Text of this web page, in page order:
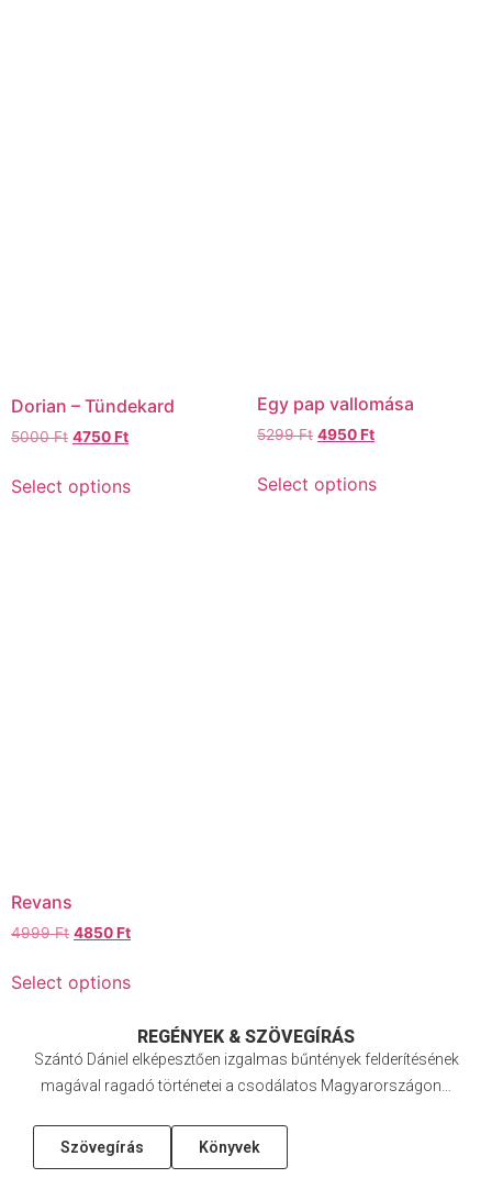
Dorian – Tündekard
5000Ft 4750Ft
Select options
Egy pap vallomása
5299Ft 4950Ft
Select options
Revans
4999Ft 4850Ft
Select options
REGÉNYEK & SZÖVEGÍRÁS
Szántó Dániel elképesztően izgalmas bűntények felderítésének
magával ragadó történetei a csodálatos Magyarországon…
Szövegírás Könyvek